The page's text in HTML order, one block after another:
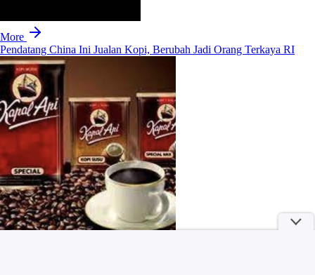
More
Pendatang China Ini Jualan Kopi, Berubah Jadi Orang Terkaya RI